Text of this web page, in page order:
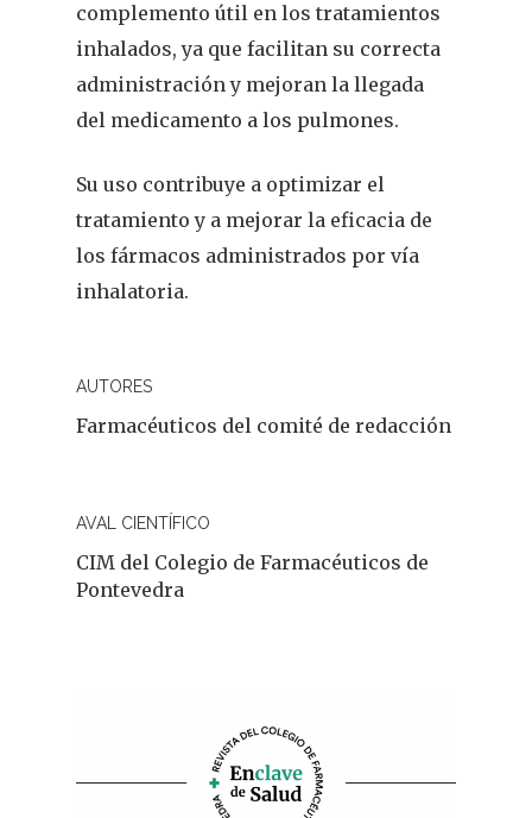
complemento útil en los tratamientos
inhalados, ya que facilitan su correcta
administración y mejoran la llegada
del medicamento a los pulmones.
Su uso contribuye a optimizar el
tratamiento y a mejorar la eficacia de
los fármacos administrados por vía
inhalatoria.
AUTORES
Farmacéuticos del comité de redacción
AVAL CIENTÍFICO
CIM del Colegio de Farmacéuticos de
Pontevedra